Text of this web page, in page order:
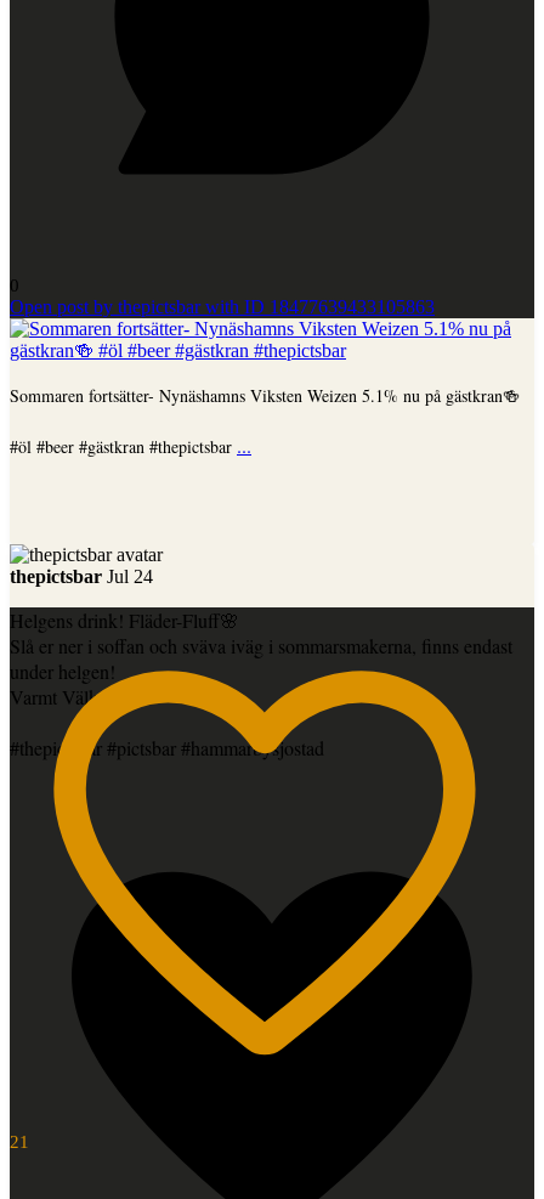
0
Open post by thepictsbar with ID 18477639433105863
Sommaren fortsätter- Nynäshamns Viksten Weizen 5.1% nu på gästkran🍻
#öl #beer #gästkran #thepictsbar ...
21
thepictsbar Jul 24
Helgens drink! Fläder-Fluff🌸
Slå er ner i soffan och sväva iväg i sommarsmakerna, finns endast
under helgen!
Varmt Välkomna
#thepictsbar #pictsbar #hammarbysjostad